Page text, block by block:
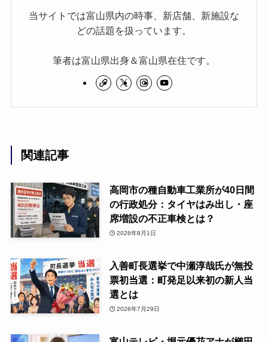
当サイトでは富山県内の時事、新店舗、新施設な
どの話題を扱っています。
筆者は富山県出身＆富山県在住です。
関連記事
高岡市の種自動車工業所が40日間
の行政処分：タイヤはみ出し・座
席増設の不正車検とは？
2026年8月1日
入善町長選挙で中瀬淳哉氏が無投
票初当選：町発足以来初の新人当
選とは
2026年7月29日